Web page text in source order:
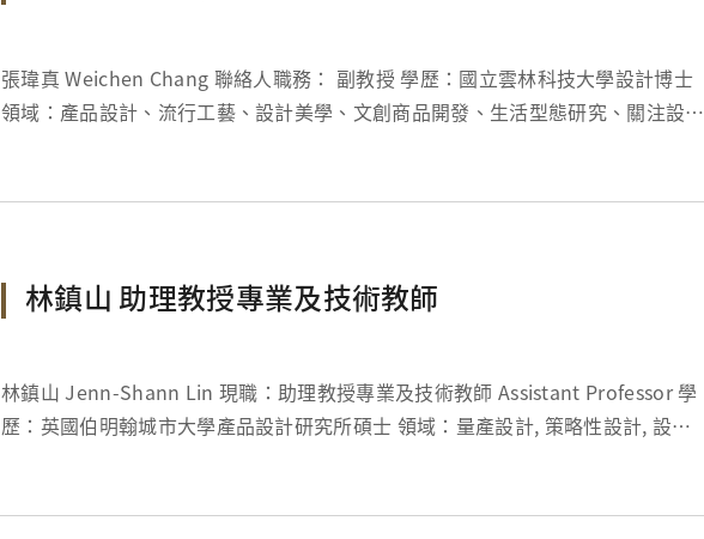
張瑋真 Weichen Chang 聯絡人職務： 副教授 學歷：國立雲林科技大學設計博士
領域：產品設計、流行工藝、設計美學、文創商品開發、生活型態研究、關注設計
林鎮山 助理教授專業及技術教師
林鎮山 Jenn-Shann Lin 現職：助理教授專業及技術教師 Assistant Professor 學
歷：英國伯明翰城市大學產品設計研究所碩士 領域：量產設計, 策略性設計, 設計